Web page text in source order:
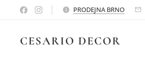
PRODEJNA BRNO
CESARIO DECOR